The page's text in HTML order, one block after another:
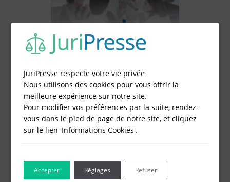
Combien coûte un compte bancaire
JuriPresse respecte votre vie privée
Nous utilisons des cookies pour vous offrir la
meilleure expérience sur notre site.
Pour modifier vos préférences par la suite, rendez-
vous dans le pied de page de notre site, et cliquez
sur le lien 'Informations Cookies'.
Accepter Refuser
Réglages